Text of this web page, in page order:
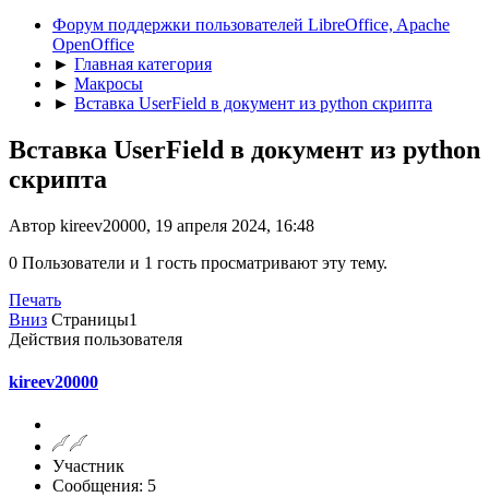
Форум поддержки пользователей LibreOffice, Apache
OpenOffice
► Главная категория
► Макросы
► Вставка UserField в документ из python скрипта
Вставка UserField в документ из python
скрипта
Автор kireev20000, 19 апреля 2024, 16:48
0 Пользователи и 1 гость просматривают эту тему.
Печать
Вниз Страницы1
Действия пользователя
kireev20000
Участник
Сообщения: 5